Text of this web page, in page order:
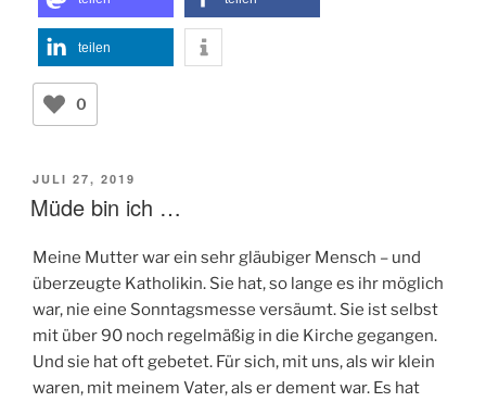
teilen
0
VERÖFFENTLICHT
AM
JULI 27, 2019
Müde bin ich …
Meine Mutter war ein sehr gläubiger Mensch – und
überzeugte Katholikin. Sie hat, so lange es ihr möglich
war, nie eine Sonntagsmesse versäumt. Sie ist selbst
mit über 90 noch regelmäßig in die Kirche gegangen.
Und sie hat oft gebetet. Für sich, mit uns, als wir klein
waren, mit meinem Vater, als er dement war. Es hat